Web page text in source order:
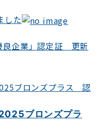
した
良企業」認定証 更新
ブロンズプラ